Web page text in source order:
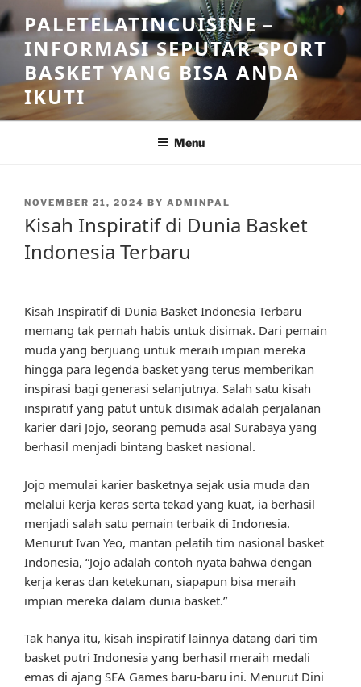
Skip
to
content
PALETELATINCUISINE –
INFORMASI SEPUTAR SPORT
BASKET YANG BISA ANDA
IKUTI
Menu
POSTED
ON
NOVEMBER 21, 2024 BY ADMINPAL
Kisah Inspiratif di Dunia Basket
Indonesia Terbaru
Kisah Inspiratif di Dunia Basket Indonesia Terbaru
memang tak pernah habis untuk disimak. Dari pemain
muda yang berjuang untuk meraih impian mereka
hingga para legenda basket yang terus memberikan
inspirasi bagi generasi selanjutnya. Salah satu kisah
inspiratif yang patut untuk disimak adalah perjalanan
karier dari Jojo, seorang pemuda asal Surabaya yang
berhasil menjadi bintang basket nasional.
Jojo memulai karier basketnya sejak usia muda dan
melalui kerja keras serta tekad yang kuat, ia berhasil
menjadi salah satu pemain terbaik di Indonesia.
Menurut Ivan Yeo, mantan pelatih tim nasional basket
Indonesia, “Jojo adalah contoh nyata bahwa dengan
kerja keras dan ketekunan, siapapun bisa meraih
impian mereka dalam dunia basket.”
Tak hanya itu, kisah inspiratif lainnya datang dari tim
basket putri Indonesia yang berhasil meraih medali
emas di ajang SEA Games baru-baru ini. Menurut Dini